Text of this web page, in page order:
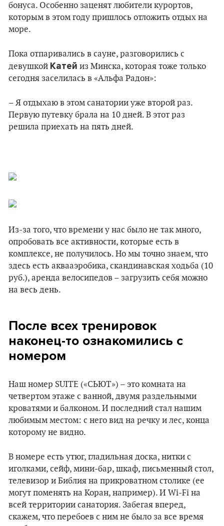
бонуса. Особенно заценят любители курортов,
которым в этом году пришлось отложить отдых на
море.
Пока отпаривались в сауне, разговорились с
девушкой Катей из Минска, которая тоже только
сегодня заселилась в «Альфа Радон»:
– Я отдыхаю в этом санатории уже второй раз.
Первую путевку брала на 10 дней. В этот раз
решила приехать на пять дней.
Из-за того, что времени у нас было не так много,
опробовать все активности, которые есть в
комплексе, не получилось. Но мы точно знаем, что
здесь есть аквааэробика, скандинавская ходьба (10
руб.), аренда велосипедов – загрузить себя можно
на весь день.
После всех тренировок
наконец-то ознакомились с
номером
Наш номер SUITE («СЬЮТ») – это комната на
четвертом этаже с ванной, двумя раздельными
кроватями и балконом. И последний стал нашим
любимым местом: с него вид на речку и лес, конца
которому не видно.
В номере есть утюг, гладильная доска, нитки с
иголками, сейф, мини-бар, шкаф, письменный стол,
телевизор и Библия на прикроватном столике (ее
могут поменять на Коран, например). И Wi-Fi на
всей территории санатория. Забегая вперед,
скажем, что перебоев с ним не было за все время